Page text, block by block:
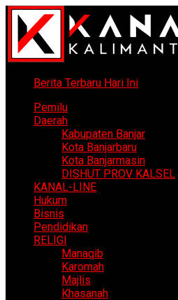
Berita Terbaru Hari Ini
Pemilu
Daerah
Kabupaten Banjar
Kota Banjarbaru
Kota Banjarmasin
DISHUT PROV KALSEL
KANAL-LINE
Hukum
Bisnis
Pendidikan
RELIGI
Manaqib
Karomah
Majlis
Khasanah